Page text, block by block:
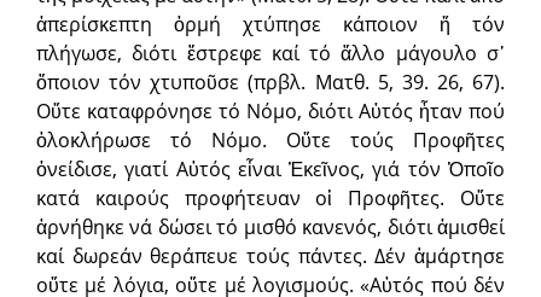
ἀπερίσκεπτη ὁρμή χτύπησε κάποιον ἤ τόν
πλήγωσε, διότι ἔστρεφε καί τό ἄλλο μάγουλο σ᾽
ὅποιον τόν χτυποῦσε (πρβλ. Ματθ. 5, 39. 26, 67).
Οὔτε καταφρόνησε τό Νόμο, διότι Αὐτός ἦταν πού
ὁλοκλήρωσε τό Νόμο. Οὔτε τούς Προφῆτες
ὀνείδισε, γιατί Αὐτός εἶναι Ἐκεῖνος, γιά τόν Ὁποῖο
κατά καιρούς προφήτευαν οἱ Προφῆτες. Οὔτε
ἀρνήθηκε νά δώσει τό μισθό κανενός, διότι ἀμισθεί
καί δωρεάν θεράπευε τούς πάντες. Δέν ἁμάρτησε
οὔτε μέ λόγια, οὔτε μέ λογισμούς. «Αὐτός πού δέν